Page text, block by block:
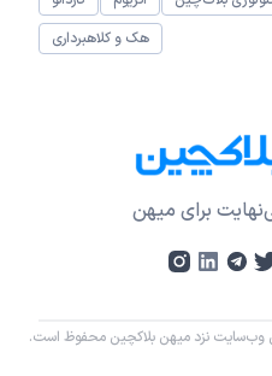
هک و کلاهبرداری
برای میهن